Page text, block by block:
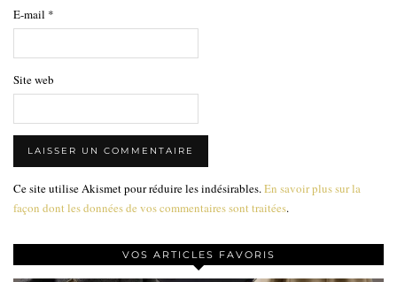
E-mail *
Site web
Ce site utilise Akismet pour réduire les indésirables. En savoir plus sur la
façon dont les données de vos commentaires sont traitées.
VOS ARTICLES FAVORIS